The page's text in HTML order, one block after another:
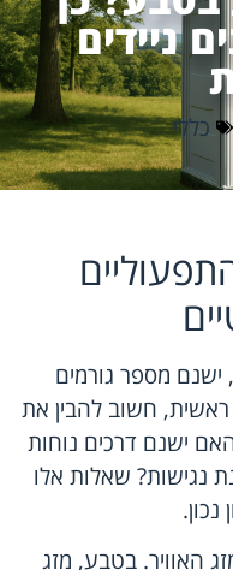
ניידים
כללי
מספר גורמים
ראשית, חשוב להבין את
ישנם דרכים נוחות
שאלות אלו
נכון.
האוויר. בטבע, מזג